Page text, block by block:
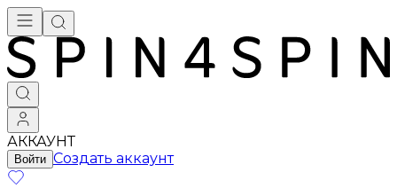
АККАУНТ
Войти Создать аккаунт